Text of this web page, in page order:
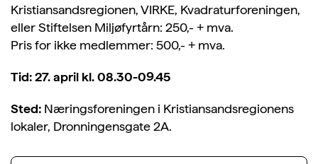
Kristiansandsregionen, VIRKE, Kvadraturforeningen,
eller Stiftelsen Miljøfyrtårn: 250,- + mva.
Pris for ikke medlemmer: 500,- + mva.
Tid: 27. april kl. 08.30-09.45
Sted: Næringsforeningen i Kristiansandsregionens
lokaler, Dronningensgate 2A.